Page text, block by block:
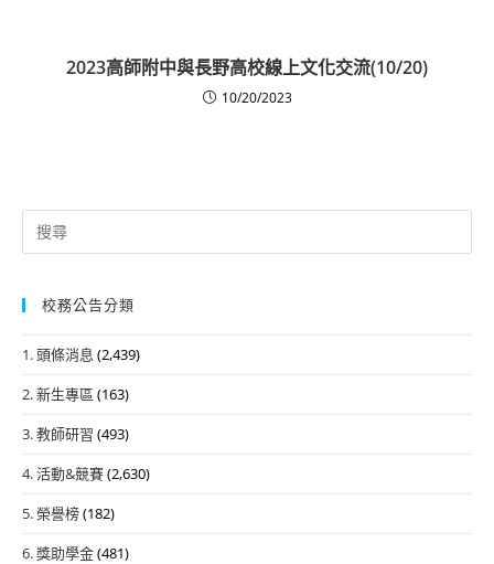
2023高師附中與長野高校線上文化交流(10/20)
10/20/2023
Search
for:
校務公告分類
1. 頭條消息 (2,439)
2. 新生專區 (163)
3. 教師研習 (493)
4. 活動&競賽(2,630)
5. 榮譽榜(182)
6. 獎助學金(481)